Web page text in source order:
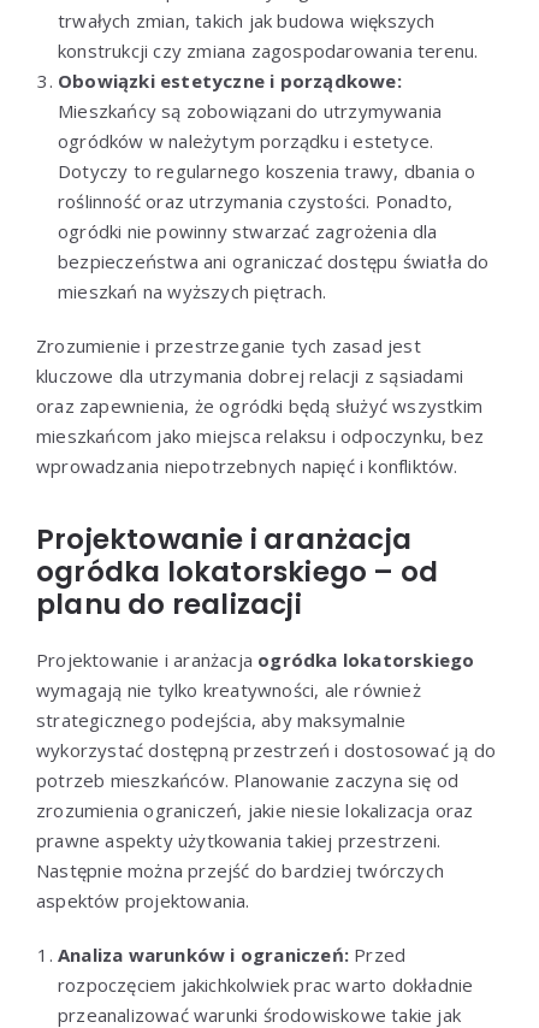
trwałych zmian, takich jak budowa większych
konstrukcji czy zmiana zagospodarowania terenu.
Obowiązki estetyczne i porządkowe:
Mieszkańcy są zobowiązani do utrzymywania
ogródków w należytym porządku i estetyce.
Dotyczy to regularnego koszenia trawy, dbania o
roślinność oraz utrzymania czystości. Ponadto,
ogródki nie powinny stwarzać zagrożenia dla
bezpieczeństwa ani ograniczać dostępu światła do
mieszkań na wyższych piętrach.
Zrozumienie i przestrzeganie tych zasad jest
kluczowe dla utrzymania dobrej relacji z sąsiadami
oraz zapewnienia, że ogródki będą służyć wszystkim
mieszkańcom jako miejsca relaksu i odpoczynku, bez
wprowadzania niepotrzebnych napięć i konfliktów.
Projektowanie i aranżacja
ogródka lokatorskiego – od
planu do realizacji
Projektowanie i aranżacja ogródka lokatorskiego
wymagają nie tylko kreatywności, ale również
strategicznego podejścia, aby maksymalnie
wykorzystać dostępną przestrzeń i dostosować ją do
potrzeb mieszkańców. Planowanie zaczyna się od
zrozumienia ograniczeń, jakie niesie lokalizacja oraz
prawne aspekty użytkowania takiej przestrzeni.
Następnie można przejść do bardziej twórczych
aspektów projektowania.
Analiza warunków i ograniczeń: Przed
rozpoczęciem jakichkolwiek prac warto dokładnie
przeanalizować warunki środowiskowe takie jak